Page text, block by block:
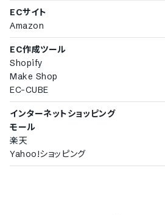
在庫変動のログ管理機能
配送状況の確認機能
ユーザーグループごとの権限設定
出荷完了メールの送信機能
ECサイト
Amazon
EC作成ツール
Shopify
Make Shop
EC-CUBE
インターネットショッピング
モール
楽天
Yahoo!ショッピング